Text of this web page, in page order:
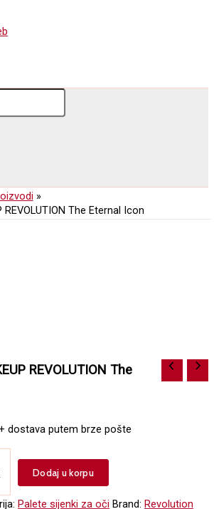
The Eternal Icon
REVOLUTION The
dostava putem brze pošte
Dodaj u korpu
Palete sijenki za oči Brand: Revolution